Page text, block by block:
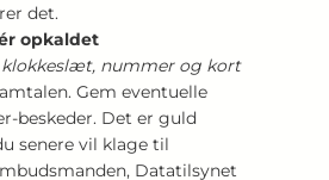
det.
opkaldet
klokkeslæt, nummer og kort
Gem eventuelle
beskeder. Det er guld
senere vil klage til
Datatilsynet